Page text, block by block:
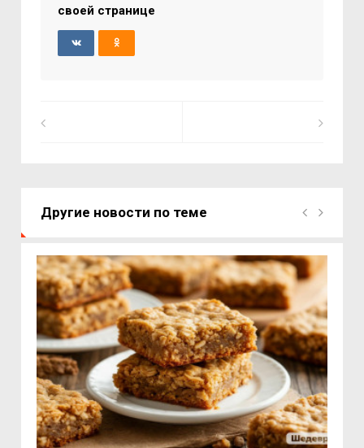
своей странице
Другие новости по теме